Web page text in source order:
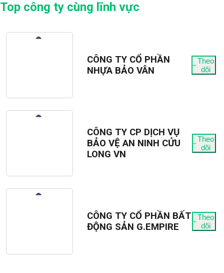
Top công ty cùng lĩnh vực
CÔNG TY CỔ PHẦN
NHỰA BẢO VÂN
Theo
dõi
CÔNG TY CP DỊCH VỤ
BẢO VỆ AN NINH CỬU
LONG VN
Theo
dõi
CÔNG TY CỔ PHẦN BẤT
ĐỘNG SẢN G.EMPIRE
Theo
dõi